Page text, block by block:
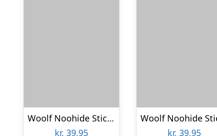
Woolf Noohide Sticks 2 stk large, Duck
kr. 39,95
kr. 39,95